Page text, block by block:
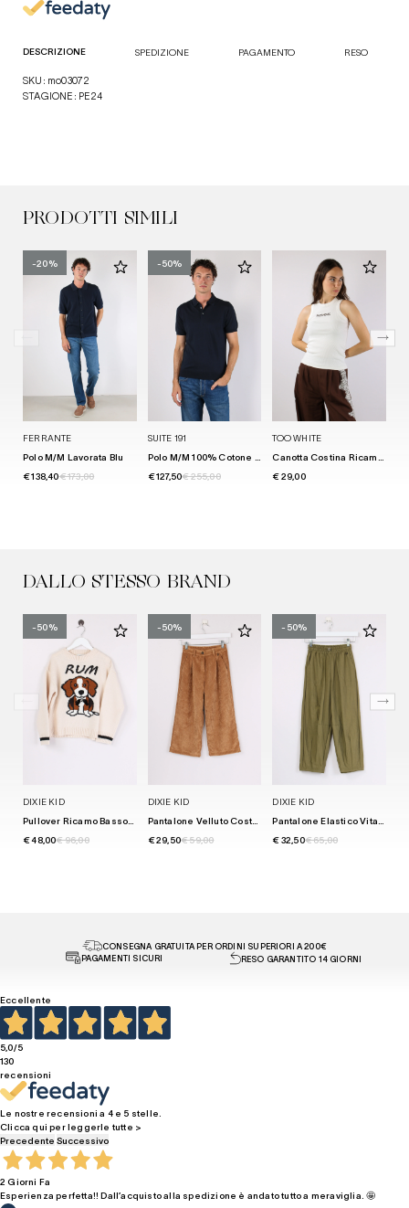
DESCRIZIONE SPEDIZIONE PAGAMENTO RESO
SKU: mo03072
STAGIONE: PE24
PRODOTTI SIMILI
-20%
FERRANTE
Polo M/m Lavorata Blu
€ 138,40€ 173,00
-50%
SUITE 191
€ 127,50€ 255,00
TOO WHITE
€ 29,00
DALLO STESSO BRAND
-50%
DIXIE KID
€ 48,00€ 96,00
-50%
DIXIE KID
€ 29,50€ 59,00
-50%
DIXIE KID
€ 32,50€ 65,00
CONSEGNA GRATUITA PER ORDINI SUPERIORI A 200€
PAGAMENTI SICURI
RESO GARANTITO 14 GIORNI
Eccellente
5,0/5
130
recensioni
Le nostre recensioni a 4 e 5 stelle.
Clicca qui per leggerle tutte >
Precedente Successivo
2 Giorni Fa
Esperienza perfetta!! Dall’acquisto alla spedizione è andato tutto a meraviglia. 🤩